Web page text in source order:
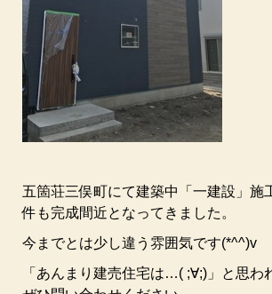
五箇荘三俣町にて建築中「一建設」施
件も完成間近となってきました。
今までとは少し違う雰囲気です(*^^)v
「あんまり建売住宅は…( ;∀;)」と思わ